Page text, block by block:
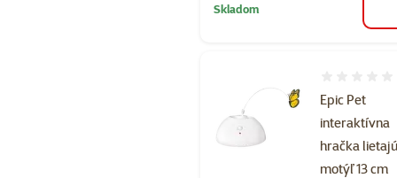
Skladom
Epic Pet
interaktívna
hračka
motýľ 13 cm